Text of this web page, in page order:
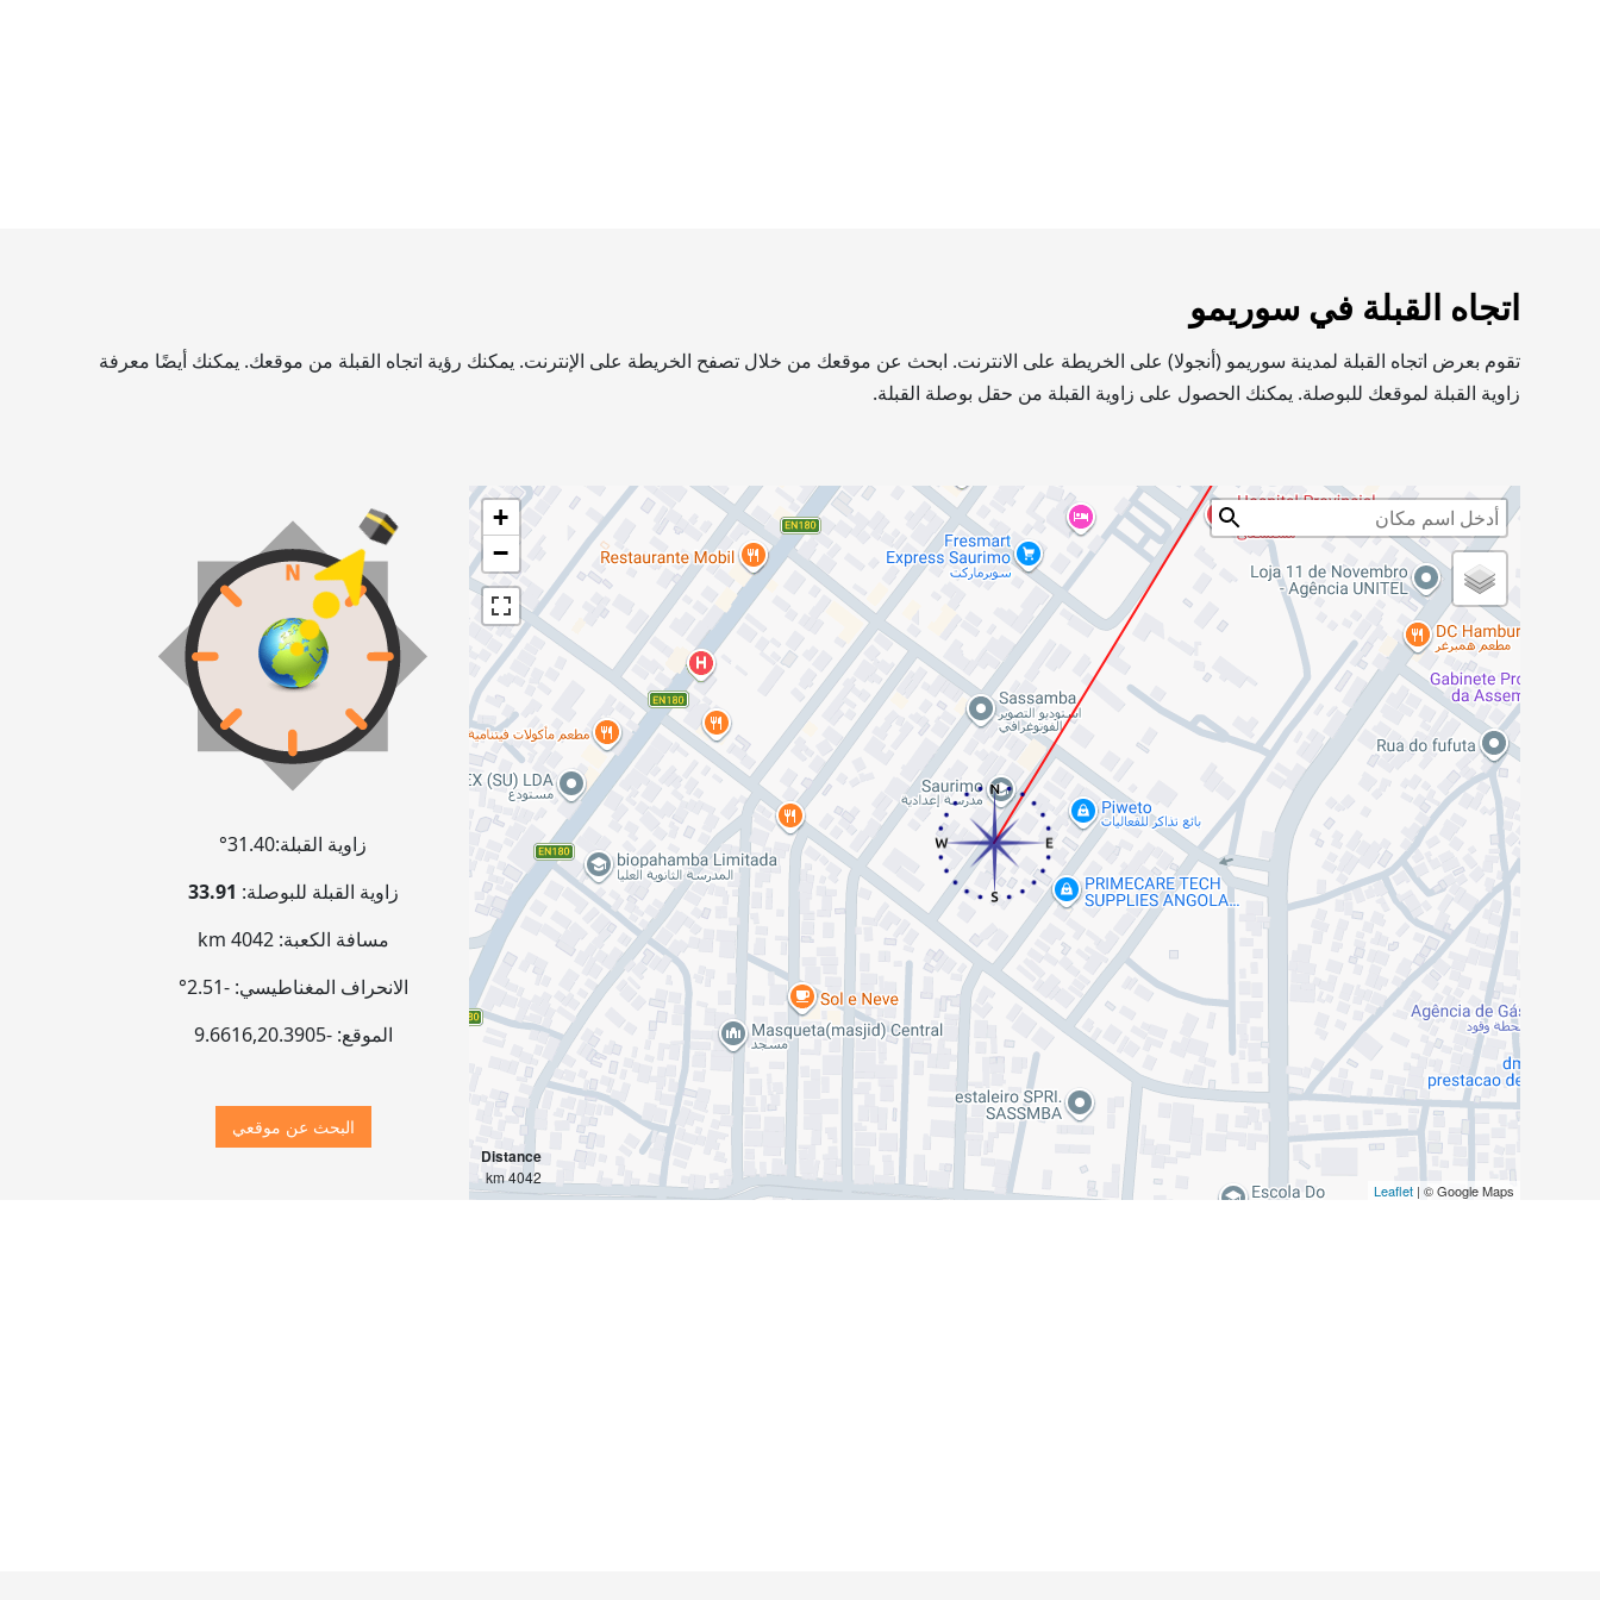
اتجاه القبلة في سوريمو
تقوم بعرض اتجاه القبلة لمدينة سوريمو (أنجولا) على الخريطة على الانترنت. ابحث عن موقعك من خلال تصفح الخريطة على الإنترنت. يمكنك رؤية اتجاه القبلة من موقعك. يمكنك أيضًا معرفة
زاوية القبلة لموقعك للبوصلة. يمكنك الحصول على زاوية القبلة من حقل بوصلة القبلة.
+
−
Distance
4042 km
Leaflet| © Google Maps
زاوية القبلة:31.40°
زاوية القبلة للبوصلة: 33.91
مسافة الكعبة:4042 km
الانحراف المغناطيسي:-2.51°
الموقع:-9.6616
,20.3905
البحث عن موقعي